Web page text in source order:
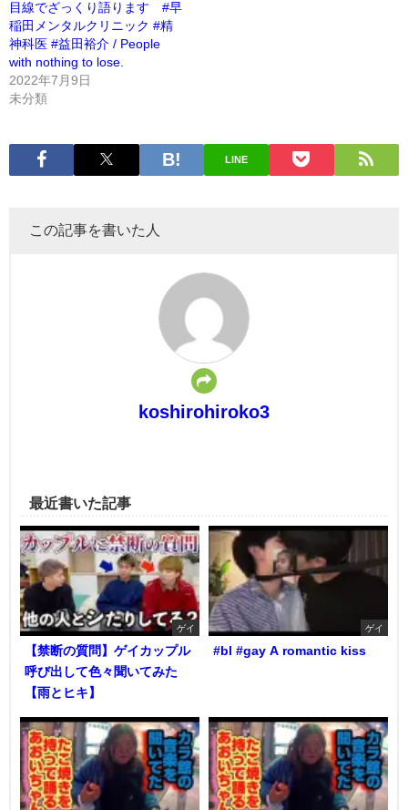
目線でざっくり語ります #早
稲田メンタルクリニック #精
神科医 #益田裕介 / People
with nothing to lose.
2022年7月9日
未分類
LINE
この記事を書いた人
koshirohiroko3
最近書いた記事
ゲイ
【禁断の質問】ゲイカップル
呼び出して色々聞いてみた
【雨とヒキ】
ゲイ
#bl #gay A romantic kiss